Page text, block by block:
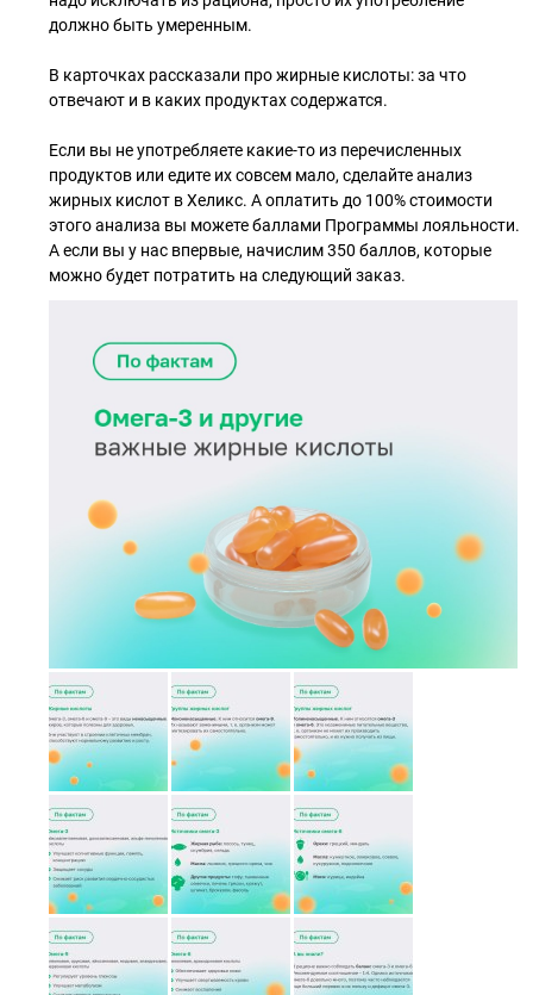
должно быть умеренным.
В карточках рассказали про жирные кислоты: за что
отвечают и в каких продуктах содержатся.
Если вы не употребляете какие-то из перечисленных
продуктов или едите их совсем мало, сделайте анализ
жирных кислот в Хеликс. А оплатить до 100% стоимости
этого анализа вы можете баллами Программы лояльности.
А если вы у нас впервые, начислим 350 баллов, которые
можно будет потратить на следующий заказ.